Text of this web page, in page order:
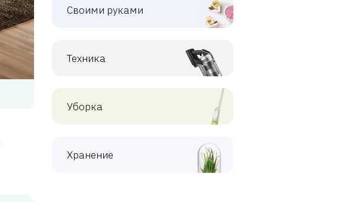
Своими руками
Техника
Уборка
Хранение